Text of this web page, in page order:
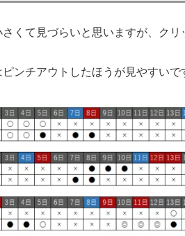
さくて見づらいと思いますが、ク
ピンチアウトしたほうが見やすいで